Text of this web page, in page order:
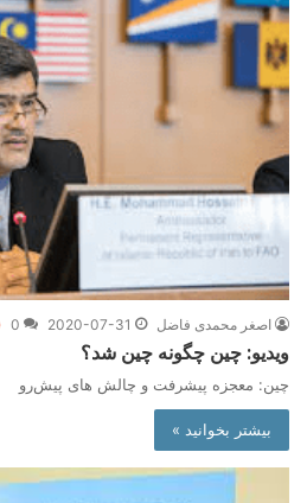
اصغر محمدی فاضل 2020-07-31
0
ویدیو: چین چگونه چین شد؟
چین: معجزه پیشرفت و چالش های پیش‌رو
بیشتر بخوانید »